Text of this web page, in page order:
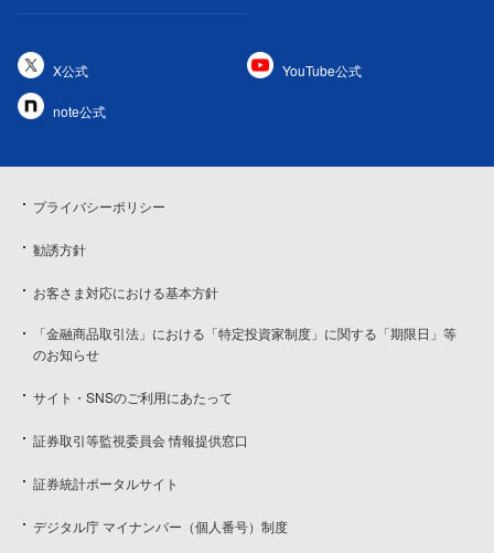
X公式 YouTube公式
note公式
プライバシーポリシー
勧誘方針
お客さま対応における基本方針
「金融商品取引法」における「特定投資家制度」に関する「期限日」等
のお知らせ
サイト・SNSのご利用にあたって
証券取引等監視委員会 情報提供窓口
証券統計ポータルサイト
デジタル庁 マイナンバー（個人番号）制度